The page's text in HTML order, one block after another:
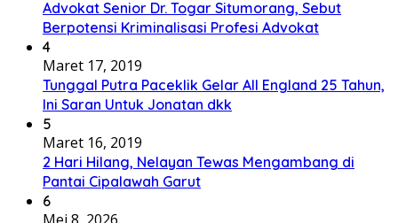
Advokat Senior Dr. Togar Situmorang, Sebut
Berpotensi Kriminalisasi Profesi Advokat
4
Maret 17, 2019
Tunggal Putra Paceklik Gelar All England 25 Tahun,
Ini Saran Untuk Jonatan dkk
5
Maret 16, 2019
2 Hari Hilang, Nelayan Tewas Mengambang di
Pantai Cipalawah Garut
6